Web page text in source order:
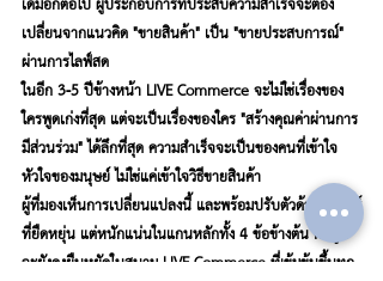
เปลี่ยนจากแนวคิด "ขายสินค้า" เป็น "ขายประสบการณ์"
ผ่านการไลฟ์สด
ในอีก 3-5 ปีข้างหน้า LIVE Commerce จะไม่ใช่เรื่องของ
ใครพูดเก่งที่สุด แต่จะเป็นเรื่องของใคร "สร้างคุณค่าผ่านการ
มีส่วนร่วม" ได้ลึกที่สุด ความสำเร็จจะเป็นของคนที่เข้าใจ
หัวใจของมนุษย์ ไม่ใช่แค่เข้าใจวิธีขายสินค้า
ผู้ที่มองเห็นการเปลี่ยนแปลงนี้ และพร้อมปรับตัวด้วยกลยุทธ์
ที่ยืดหยุ่น แต่หนักแน่นในแกนหลักทั้ง 4 ข้อข้างต้น คือผู้ที่
จะยังคงยืนหยัดในสนาม LIVE Commerce ที่เข้มข้นขึ้นทุก